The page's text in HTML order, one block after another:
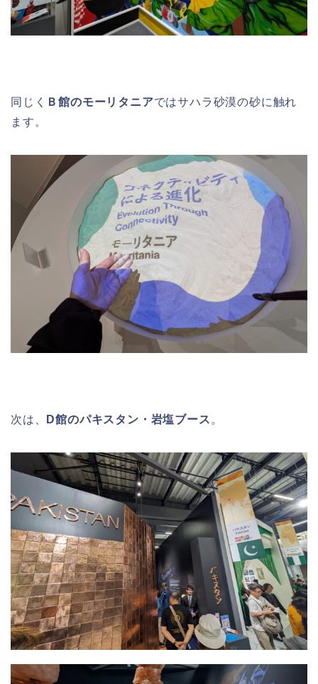
同じく Ｂ館のモーリタニアではサハラ砂漠の砂に触れ
ます。
次は、 D館のパキスタン・岩塩ブース 。